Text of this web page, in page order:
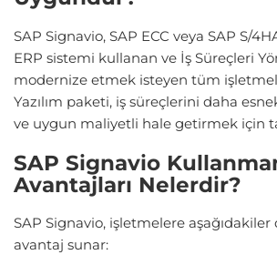
SAP Signavio, SAP ECC veya SAP S/
ERP sistemi kullanan ve İş Süreçleri
modernize etmek isteyen tüm
Yazılım paketi, iş süreçlerini daha
ve uygun maliyetli hale getirmek için
SAP Signavio
Avantajları Nelerdir?
SAP Signavio, işletmelere
avantaj sunar: